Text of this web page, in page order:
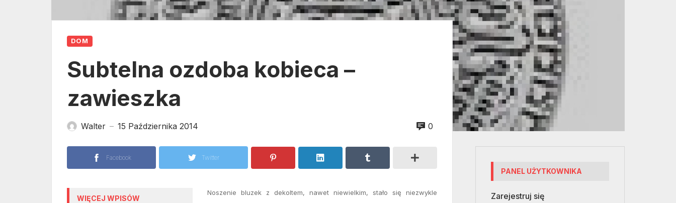
DOM
Subtelna ozdoba kobieca –
zawieszka
Walter — 15 Października 2014 0
Facebook Twitter
WIĘCEJ WPISÓW
Noszenie bluzek z dekoltem, nawet niewielkim, stało się niezwykle
PANEL UŻYTKOWNIKA
Zarejestruj się